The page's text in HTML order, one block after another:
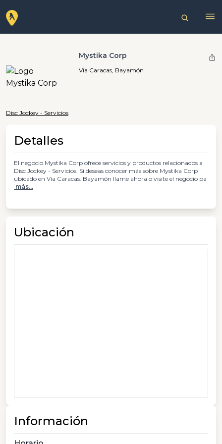
Mystika Corp
Vía Caracas, Bayamón
Disc Jockey - Servicios
Detalles
El negocio Mystika Corp ofrece servicios y productos relacionados a
Disc Jockey - Servicios. Si deseas conocer más sobre Mystika Corp
ubicado en Vía Caracas. Bayamón llame ahora o visite el negocio pa
más...
Ubicación
Información